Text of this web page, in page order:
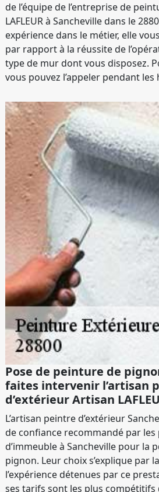
de l’équipe de l’entreprise de
LAFLEUR à Sancheville dans le
expérience dans le métier, elle
par rapport à la réussite de
type de mur dont vous disposez.
vous pouvez l’appeler pendant
Pose de peinture de
faites intervenir l’artisan
d’extérieur Artisan
L’artisan peintre d’extérieur
de confiance recommandé par
d’immeuble à Sancheville pour la
pignon. Leur choix s’explique par
l’expérience détenues par ce
ses tarifs sont les plus